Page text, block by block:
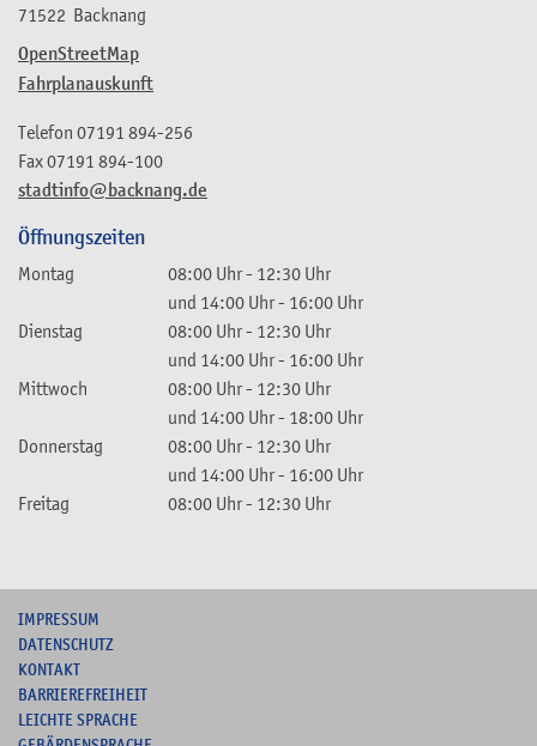
71522 Backnang
OpenStreetMap
Fahrplanauskunft
stadtinfo@backnang.de
Telefon 07191 894-256
Fax07191 894-100
Öffnungszeiten
Montag 08:00 Uhr- 12:30 Uhr
und 14:00 Uhr- 16:00 Uhr
Dienstag
08:00 Uhr- 12:30 Uhr
und 14:00 Uhr- 16:00 Uhr
Mittwoch
08:00 Uhr- 12:30 Uhr
und 14:00 Uhr- 18:00 Uhr
Donnerstag
08:00 Uhr- 12:30 Uhr
und 14:00 Uhr- 16:00 Uhr
Freitag
08:00 Uhr- 12:30 Uhr
IMPRESSUM
DATENSCHUTZ
KONTAKT
BARRIEREFREIHEIT
L EICHTE SPRACHE